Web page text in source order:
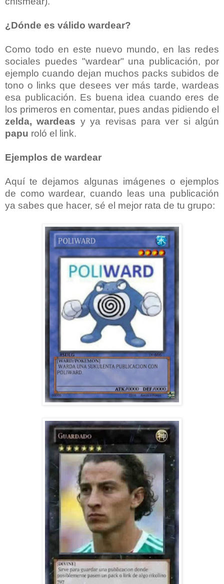
¿Dónde es válido wardear?
Como todo en este nuevo mundo, en las redes
sociales puedes "wardear" una publicación, por
ejemplo cuando dejan muchos packs subidos de
tono o links que desees ver más tarde, wardeas
esa publicación. Es buena idea cuando eres de
los primeros en comentar, pues andas pidiendo el
zelda, wardeas y ya revisas para ver si algún
papu roló el link.
Ejemplos de wardear
Aquí te dejamos algunas imágenes o ejemplos
de como wardear, cuando leas una publicación
ya sabes que hacer, sé el mejor rata de tu grupo: